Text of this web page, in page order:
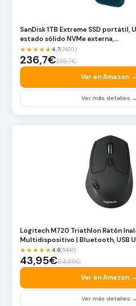
SanDisk 1TB Extreme SSD portátil,
estado sólido NVMe externa,…
★★★★★ 4.7(7470)
236,7€236,7€
Ver en Amazon →
Ver más detalles →
Logitech M720 Triathlon Ratón
Multidispositivo | Bluetooth, USB
★★★★★ 4.6(5441)
43,95€64,99€
Ver en Amazon →
Ver más detalles →